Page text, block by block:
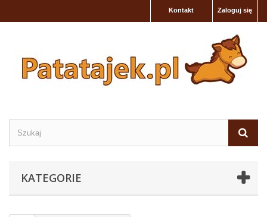
Zaloguj się
Kontakt
KATEGORIE